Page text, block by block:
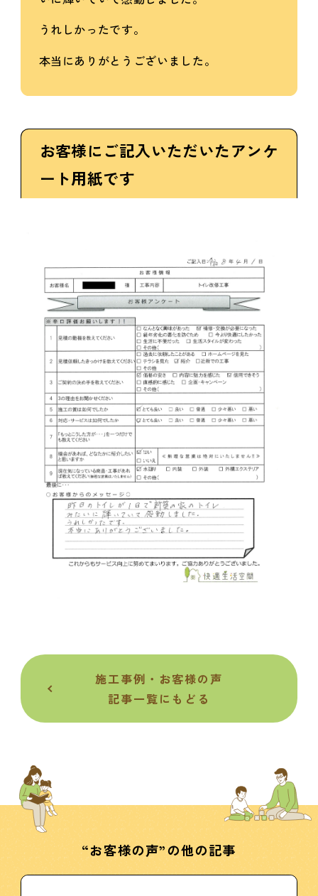
うれしかったです。
本当にありがとうございました。
お客様にご記入いただいたアンケ
ート用紙です
施工事例・お客様の声
記事一覧にもどる
“お客様の声”の他の記事